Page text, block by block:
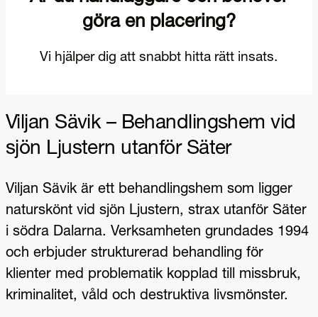
Viljan Sävik – Behandlingshem vid
sjön Ljustern utanför Säter
Viljan Sävik är ett behandlingshem som ligger
naturskönt vid sjön Ljustern, strax utanför Säter
i södra Dalarna. Verksamheten grundades 1994
och erbjuder strukturerad behandling för
klienter med problematik kopplad till missbruk,
kriminalitet, våld och destruktiva livsmönster.